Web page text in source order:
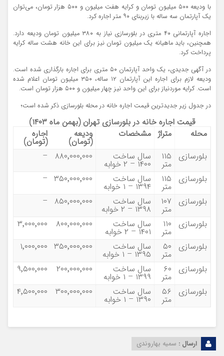
با ودیعه ۵۰۰ میلیون تومان و کرایه هفت میلیون و ۵۰۰ هزار تومان، می‌توان
یک آپارتمان سه ساله با زیربنای ۹۰ متر اجاره کرد.
اجاره آپارتمانی ۴۰ متری در بلورسازی نیاز به ۳۸۰ میلیون تومان ودیعه دارد.
همچنین، باید ماهیانه یک میلیون تومان نیز برای این خانه هشت ساله کرایه
پرداخت کرد.
در آگهی جدیدی، یک واحد آپارتمان ۵۰ متری برای اجاره بارگذاری شده است.
ودیعه لازم برای اجاره این آپارتمان ۱۲ ساله، ۳۵۰ میلیون تومان اعلام شده
است. کرایه موردنیاز برای این واحد نیز چهار میلیون و ۵۰۰ هزار تومان است.
در جدول زیر جدیدترین قیمت اجاره خانه در محله بلورسازی ذکر شده است؛
قیمت اجاره خانه در بلورسازی تهران (بهمن ماه ۱۴۰۳)
محله
متراژ مشخصات ودیعه
(تومان)
اجاره
(تومان)
بلورسازی
۱۱۵
متر
سال ساخت
۱۴۰۰ – ۲ خوابه
۸۸۰٬۰۰۰٬۰۰۰
–
بلورسازی
۱۱۵
متر
سال ساخت
۱۳۹۴ – ۱ خوابه
۳۵۰٬۰۰۰٬۰۰۰ –
بلورسازی
۱۰۷
متر
سال ساخت
۱۳۹۸ – ۲ خوابه
۸۵۰٬۰۰۰٬۰۰۰ –
بلورسازی
۱۱۰
متر
سال ساخت
۱۴۰۱ – ۲ خوابه
۸۰۰٬۰۰۰٬۰۰۰
۳٬۰۰۰٬۰۰۰
بلورسازی
۵۰
متر
سال ساخت
۱۳۹۵ – ۱ خوابه
۳۵۰٬۰۰۰٬۰۰۰ ۱٬۰۰۰٬۰۰۰
بلورسازی
۶۰
متر
سال ساخت
۱۳۹۹ – ۱ خوابه
۲۰۰٬۰۰۰٬۰۰۰
۹٬۵۰۰٬۰۰۰
بلورسازی
۵۶
متر
سال ساخت
۱۳۹۰ – ۱ خوابه
۳۰۰٬۰۰۰٬۰۰۰ ۴٬۵۰۰٬۰۰۰
ارسال : سمیه بهاروندی